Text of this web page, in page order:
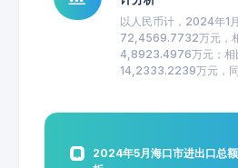
以人民币计，2024年1
72,4569.7732万元，
4,8923.4976万元；相
14,2333.2239万元，
2024年5月海口市进出口总